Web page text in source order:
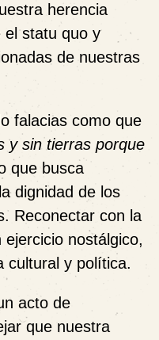
herencia
el statu quo y
de nuestras
falacias como que
y sin tierras porque
que busca
dignidad de los
Reconectar con la
nostálgico,
cultural y política.
acto de
que nuestra